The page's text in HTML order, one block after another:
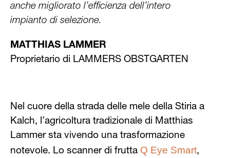
anche migliorato l’efficienza dell’intero
impianto di selezione.
MATTHIAS LAMMER
Proprietario di LAMMERS OBSTGARTEN
Nel cuore della strada delle mele della Stiria a
Kalch, l’agricoltura tradizionale di Matthias
Lammer sta vivendo una trasformazione
notevole. Lo scanner di frutta Q Eye Smart,